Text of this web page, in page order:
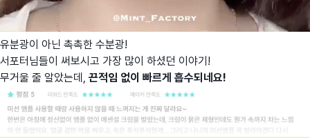
유분광이 아닌 촉촉한 수분광!
서포터님들이 써보시고 가장 많이 하셨던 이야기!
무거울 줄 알았는데, 끈적임 없이 빠르게 흡수되네요!